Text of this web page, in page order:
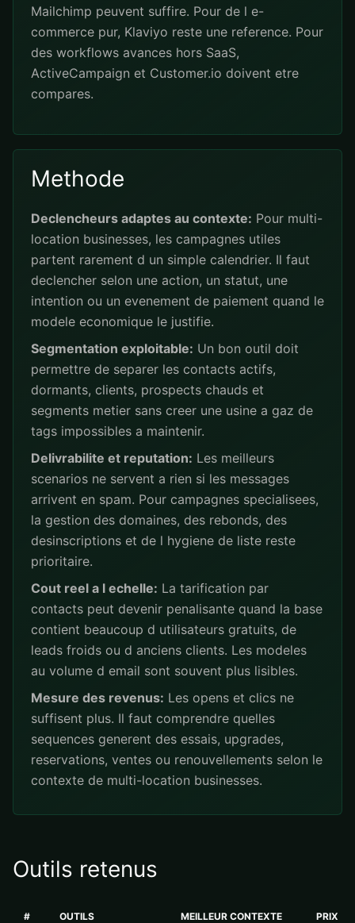
Mailchimp peuvent suffire. Pour de l e-
commerce pur, Klaviyo reste une reference. Pour
des workflows avances hors SaaS,
ActiveCampaign et Customer.io doivent etre
compares.
Methode
Declencheurs adaptes au contexte: Pour multi-
location businesses, les campagnes utiles
partent rarement d un simple calendrier. Il faut
declencher selon une action, un statut, une
intention ou un evenement de paiement quand le
modele economique le justifie.
Segmentation exploitable: Un bon outil doit
permettre de separer les contacts actifs,
dormants, clients, prospects chauds et
segments metier sans creer une usine a gaz de
tags impossibles a maintenir.
Delivrabilite et reputation: Les meilleurs
scenarios ne servent a rien si les messages
arrivent en spam. Pour campagnes specialisees,
la gestion des domaines, des rebonds, des
desinscriptions et de l hygiene de liste reste
prioritaire.
Cout reel a l echelle: La tarification par
contacts peut devenir penalisante quand la base
contient beaucoup d utilisateurs gratuits, de
leads froids ou d anciens clients. Les modeles
au volume d email sont souvent plus lisibles.
Mesure des revenus: Les opens et clics ne
suffisent plus. Il faut comprendre quelles
sequences generent des essais, upgrades,
reservations, ventes ou renouvellements selon le
contexte de multi-location businesses.
Outils retenus
# OUTILS MEILLEUR CONTEXTE PRIX